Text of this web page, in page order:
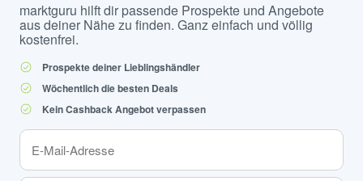
marktguru hilft dir passende Prospekte und Angebote
aus deiner Nähe zu finden. Ganz einfach und völlig
kostenfrei.
Prospekte deiner Lieblingshändler
Wöchentlich die besten Deals
Kein Cashback Angebot verpassen